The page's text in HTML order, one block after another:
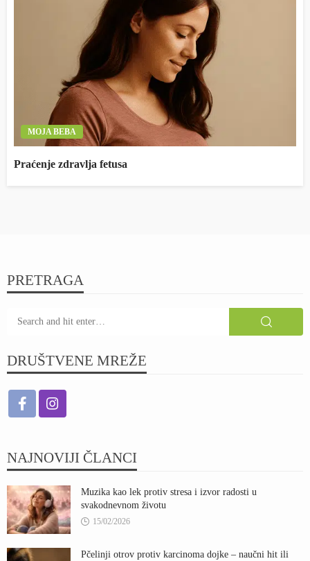
MOJA BEBA
Praćenje zdravlja fetusa
PRETRAGA
DRUŠTVENE MREŽE
NAJNOVIJI ČLANCI
Muzika kao lek protiv stresa i izvor radosti u
svakodnevnom životu
15/02/2026
Pčelinji otrov protiv karcinoma dojke – naučni hit ili